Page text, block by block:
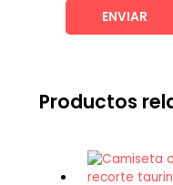
Productos